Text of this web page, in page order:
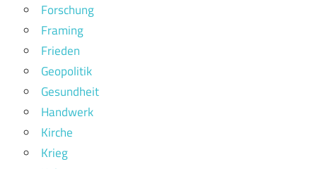
Forschung
Framing
Frieden
Geopolitik
Gesundheit
Handwerk
Kirche
Krieg